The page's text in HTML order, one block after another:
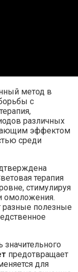
метод в
с
различных
эффектом
среди
терапия
стимулируя
омоложения.
разные полезные
предотвращает
для